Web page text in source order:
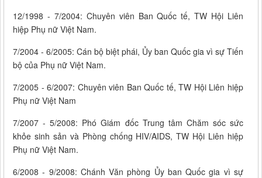
12/1998 - 7/2004: Chuyên viên Ban Quốc tế, TW Hội Liên
hiệp Phụ nữ Việt Nam.
7/2004 - 6/2005: Cán bộ biệt phái, Ủy ban Quốc gia vì sự Tiến
bộ của Phụ nữ Việt Nam.
7/2005 - 6/2007: Chuyên viên Ban Quốc tế, TW Hội Liên hiệp
Phụ nữ Việt Nam
7/2007 - 5/2008: Phó Giám đốc Trung tâm Chăm sóc sức
khỏe sinh sản và Phòng chống HIV/AIDS, TW Hội Liên hiệp
Phụ nữ Việt Nam.
6/2008 - 9/2008: Chánh Văn phòng Ủy ban Quốc gia vì sự